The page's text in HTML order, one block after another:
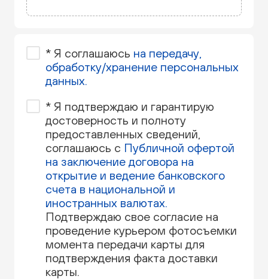
* Я соглашаюсь на передачу,
обработку/хранение персональных
данных.
* Я подтверждаю и гарантирую
достоверность и полноту
предоставленных сведений,
соглашаюсь c Публичной офертой
на заключение договора на
открытие и ведение банковского
счета в национальной и
иностранных валютах.
Подтверждаю свое согласие на
проведение курьером фотосъемки
момента передачи карты для
подтверждения факта доставки
карты.